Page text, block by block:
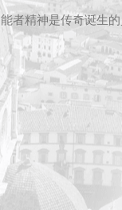
能者精神是传奇诞生